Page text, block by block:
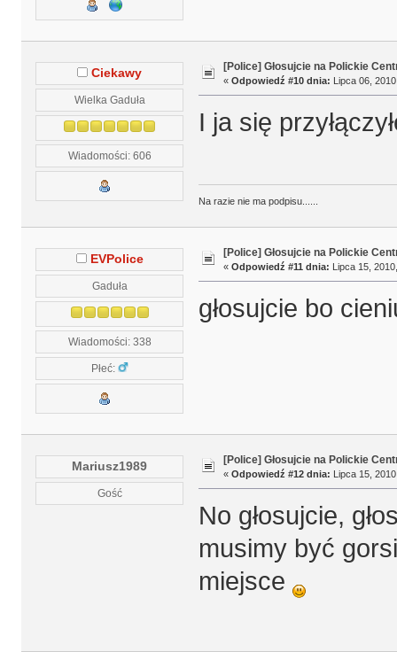
Ciekawy
Wielka Gaduła
Wiadomości: 606
[Police] Głosujcie na Polickie
« Odpowiedź #10 dnia: Lipca 06,
I ja się
Na razie nie ma podpisu......
EVPolice
Gaduła
Wiadomości: 338
Płeć:
[Police] Głosujcie na Polickie
« Odpowiedź #11 dnia: Lipca 15,
głosujcie bo
Mariusz1989
Gość
[Police] Głosujcie na Polickie
« Odpowiedź #12 dnia: Lipca 15,
No głosujcie,
musimy być
miejsce